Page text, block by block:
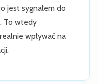
jest sygnałem do
To wtedy
wpływać na